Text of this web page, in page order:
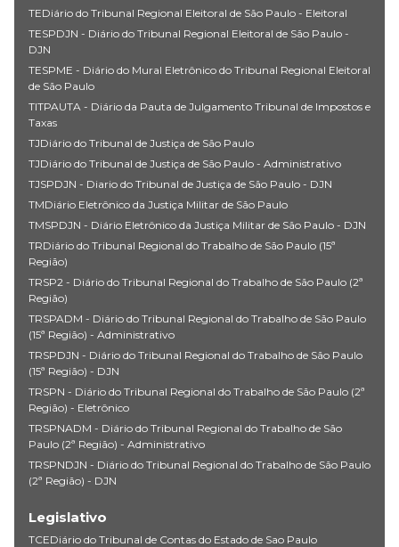
TEDiário do Tribunal Regional Eleitoral de São Paulo - Eleitoral
TESPDJN - Diário do Tribunal Regional Eleitoral de São Paulo -
DJN
TESPME - Diário do Mural Eletrônico do Tribunal Regional Eleitoral
de São Paulo
TITPAUTA - Diário da Pauta de Julgamento Tribunal de Impostos e
Taxas
TJDiário do Tribunal de Justiça de São Paulo
TJDiário do Tribunal de Justiça de São Paulo - Administrativo
TJSPDJN - Diario do Tribunal de Justiça de São Paulo - DJN
TMDiário Eletrônico da Justiça Militar de São Paulo
TMSPDJN - Diário Eletrônico da Justiça Militar de São Paulo - DJN
TRDiário do Tribunal Regional do Trabalho de São Paulo (15ª
Região)
TRSP2 - Diário do Tribunal Regional do Trabalho de São Paulo (2ª
Região)
TRSPADM - Diário do Tribunal Regional do Trabalho de São Paulo
(15ª Região) - Administrativo
TRSPDJN - Diário do Tribunal Regional do Trabalho de São Paulo
(15ª Região) - DJN
TRSPN - Diário do Tribunal Regional do Trabalho de São Paulo (2ª
Região) - Eletrônico
TRSPNADM - Diário do Tribunal Regional do Trabalho de São
Paulo (2ª Região) - Administrativo
TRSPNDJN - Diário do Tribunal Regional do Trabalho de São Paulo
(2ª Região) - DJN
Legislativo
TCEDiário do Tribunal de Contas do Estado de Sao Paulo